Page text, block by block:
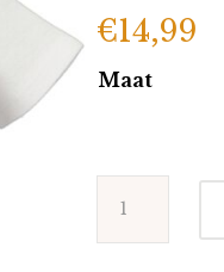
€14,99
Maat
Seven